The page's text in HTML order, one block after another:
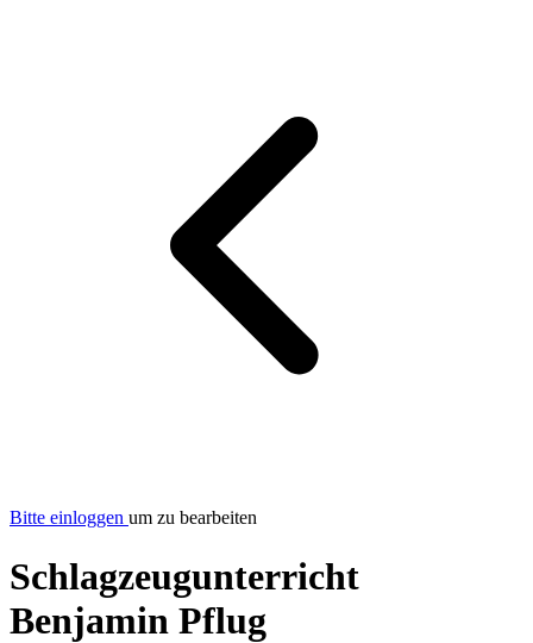
Bitte einloggen um zu bearbeiten
Schlagzeugunterricht
Benjamin Pflug